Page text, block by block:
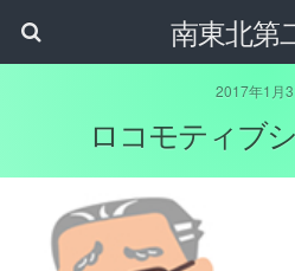
南東北第
2017年1月
ロコモティブ